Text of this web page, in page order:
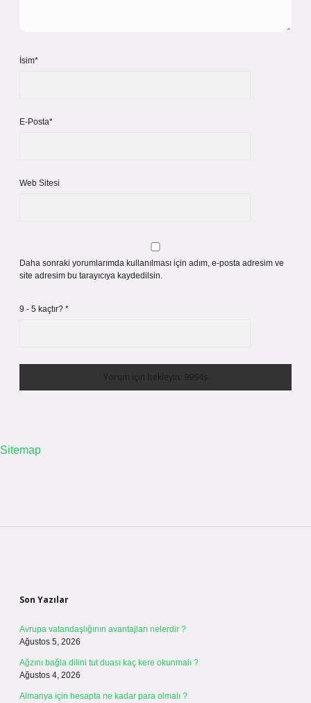
İsim*
E-Posta*
Web Sitesi
Daha sonraki yorumlarımda kullanılması için adım, e-posta adresim ve
site adresim bu tarayıcıya kaydedilsin.
9 - 5 kaçtır? *
Sitemap
Son Yazılar
Avrupa vatandaşlığının avantajları nelerdir ?
Ağustos 5, 2026
Ağzını bağla dilini tut duası kaç kere okunmalı ?
Ağustos 4, 2026
Almanya için hesapta ne kadar para olmalı ?